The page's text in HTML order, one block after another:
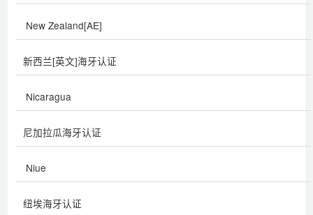
New Zealand[AE]
新西兰[英文]海牙认证
Nicaragua
尼加拉瓜海牙认证
Niue
纽埃海牙认证